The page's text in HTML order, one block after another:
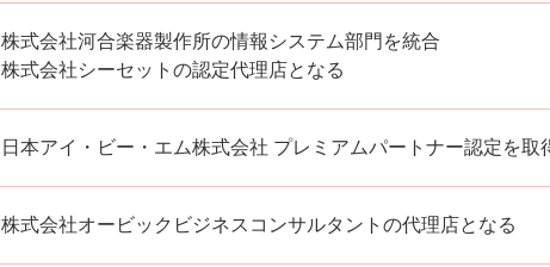
株式会社河合楽器製作所の情報システム部⾨を統合
株式会社シーセットの認定代理店となる
⽇本アイ・ビー・エム株式会社 プレミアムパートナー認定を取
株式会社オービックビジネスコンサルタントの代理店となる